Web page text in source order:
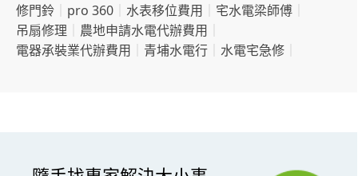
修門鈴
pro 360 水表移位費用 宅水電梁師傅
吊扇修理
農地申請水電代辦費用
電器承裝業代辦費用
青埔水電行 水電宅急修